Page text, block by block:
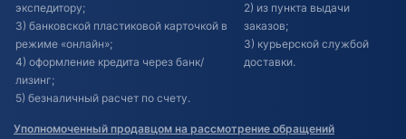
экспедитору;
3) банковской пластиковой карточкой в
режиме «онлайн»;
4) оформление кредита через банк/
лизинг;
5) безналичный расчет по счету.
2) из пункта выдачи
заказов;
3) курьерской службой
доставки.
Уполномоченный продавцом на рассмотрение обращений